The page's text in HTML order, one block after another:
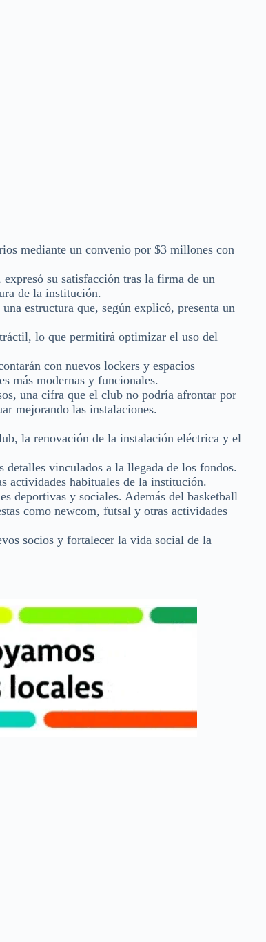
mediante un convenio por $3 millones con
su satisfacción tras la firma de un
de la institución.
estructura que, según explicó, presenta un
lo que permitirá optimizar el uso del
con nuevos lockers y espacios
más modernas y funcionales.
una cifra que el club no podría afrontar por
mejorando las instalaciones.
la renovación de la instalación eléctrica y el
detalles vinculados a la llegada de los fondos.
actividades habituales de la institución.
deportivas y sociales. Además del basketball
como newcom, futsal y otras actividades
socios y fortalecer la vida social de la